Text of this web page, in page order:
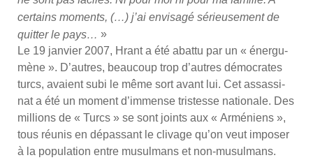
cer­tains moments, (…) j’ai envi­sa­gé sérieu­se­ment de
quit­ter le pays…
»
Le 19 jan­vier 2007, Hrant a été abat­tu par un « éner­gu­
mène ». D’autres, beau­coup trop d’autres démo­crates
turcs, avaient subi le même sort avant lui. Cet assas­si­
nat a été un moment d’im­mense tris­tesse natio­nale. Des
mil­lions de « Turcs » se sont joints aux « Armé­niens »,
tous réunis en dépas­sant le cli­vage qu’on veut impo­ser
à la popu­la­tion entre musul­mans et non-musul­mans.